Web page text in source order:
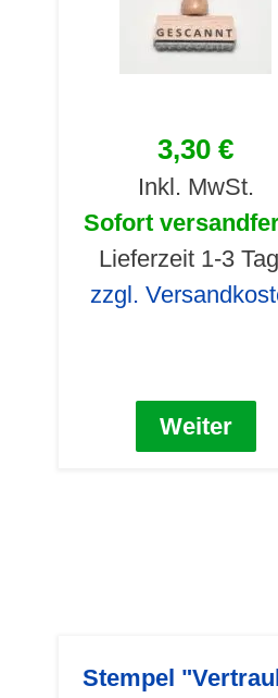
3,30 €
Inkl. MwSt.
Sofort
Lieferzeit 1-3
zzgl.
Weiter
Stempel